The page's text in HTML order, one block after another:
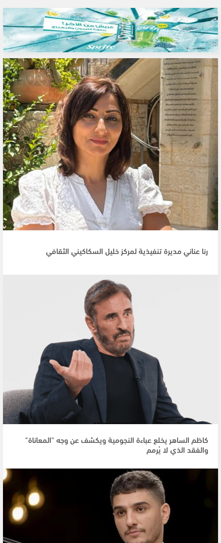
رنا عناني مديرة تنفيذية لمركز خليل السكاكيني الثقافي
كاظم الساهر يخلع عباءة النجومية ويكشف عن وجه "المعاناة"
والفقد الذي لا يُرمم